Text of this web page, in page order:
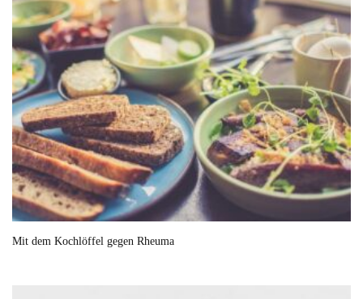
Mit dem Kochlöffel gegen Rheuma